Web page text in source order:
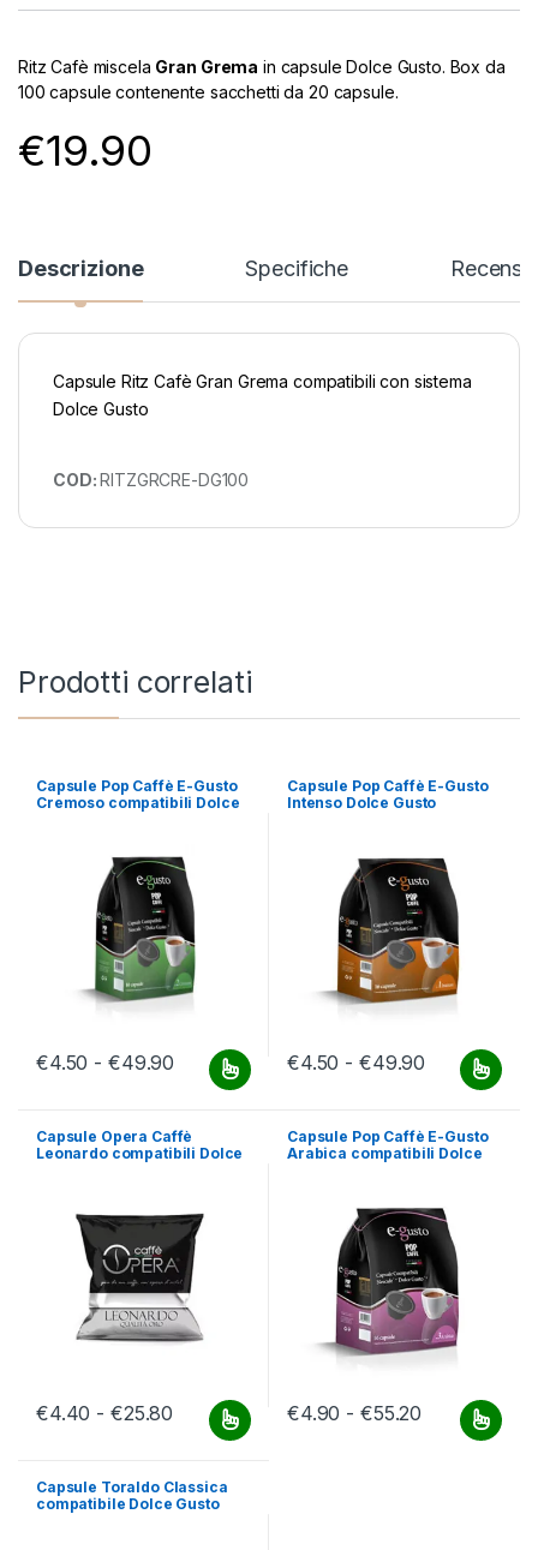
Ritz Cafè miscela Gran Grema in capsule Dolce Gusto. Box da
100 capsule contenente sacchetti da 20 capsule.
€19.90
Descrizione Specifiche
Capsule Ritz Cafè Gran Grema compatibili con sistema
Dolce Gusto
COD:RITZGRCRE-DG100
Prodotti correlati
Capsule Pop Caffè E-Gusto
Cremoso compatibili Dolce
€4.50 - €49.90 Fascia di prezzo: da €4.50 a €49.90
Questo prodotto ha più varianti. Le opzioni possono essere
Capsule Pop Caffè E-Gusto
Intenso Dolce Gusto
€4.50 - €49.90 Fascia di
Questo prodotto ha più
Capsule Opera Caffè
Leonardo compatibili Dolce
€4.40 - €25.80 Fascia di prezzo: da €4.40 a €25.80
Questo prodotto ha più varianti. Le opzioni possono essere
Capsule Pop Caffè E-Gusto
Arabica compatibili Dolce
€4.90 - €55.20 Fascia di
Questo prodotto ha più
Capsule Toraldo Classica
compatibile Dolce Gusto